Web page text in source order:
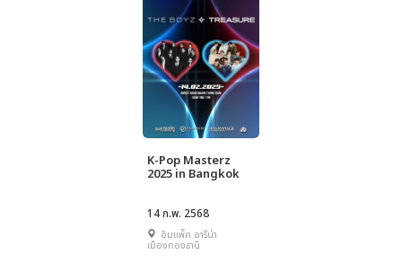
K-Pop Masterz
2025 in Bangkok
14 ก.พ. 2568
อิมแพ็ค อารีน่า
เมืองทองธานี